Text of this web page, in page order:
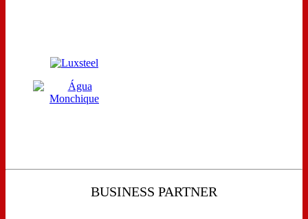
BUSINESS PARTNER